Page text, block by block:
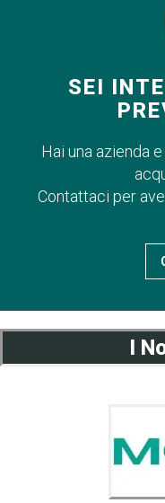
SEI
Hai una azienda
Contattaci per
I